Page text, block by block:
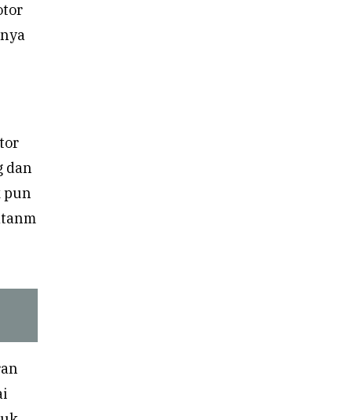
dan
pun